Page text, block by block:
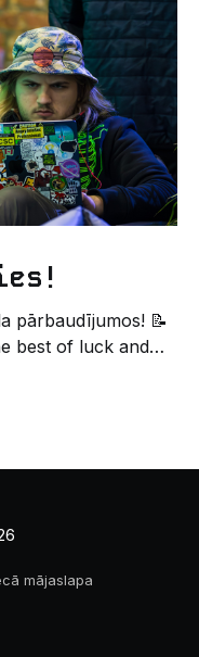
ieskatu studenta
pārbaudījumos! 📝
best of luck and
mājaslapa